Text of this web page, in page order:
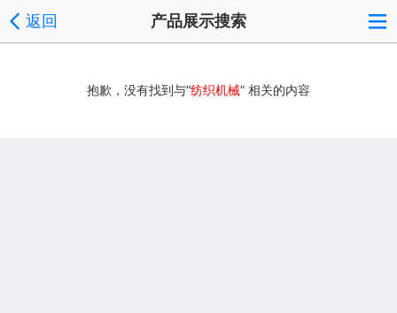
返回 产品展示搜索
抱歉，没有找到与“纺织机械” 相关的内容